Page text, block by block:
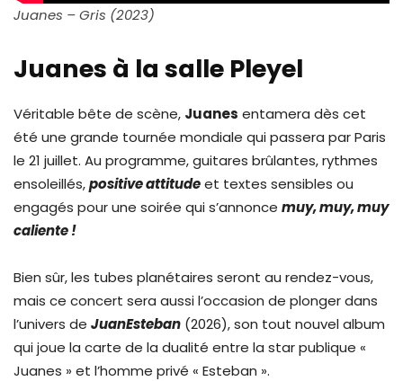
Juanes – Gris (2023)
Juanes à la salle Pleyel
Véritable bête de scène, Juanes entamera dès cet
été une grande tournée mondiale qui passera par Paris
le 21 juillet. Au programme, guitares brûlantes, rythmes
ensoleillés,positive attitudeet textes sensibles ou
engagés pour une soirée qui s’annonce muy, muy, muy
caliente !
Bien sûr, les tubes planétaires seront au rendez-vous,
mais ce concert sera aussi l’occasion de plonger dans
l’univers de JuanEsteban (2026), son tout nouvel album
qui joue la carte de la dualité entre la star publique «
Juanes » et l’homme privé « Esteban ».